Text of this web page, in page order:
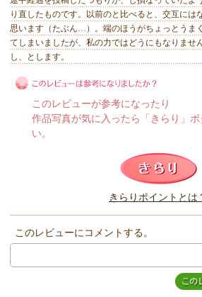
り直したものです。以前のと比べると、交互には
思います（たぶん…）。端のほうがちょっとうま
てしまいましたが、私の力ではどうにもなりませ
し、とします。
このレビューは参考になりましたか？
このレビューが参考になったり
作品写真が気に入ったら「きらり」
い。
きらりポイントとは
このレビューにコメントする。